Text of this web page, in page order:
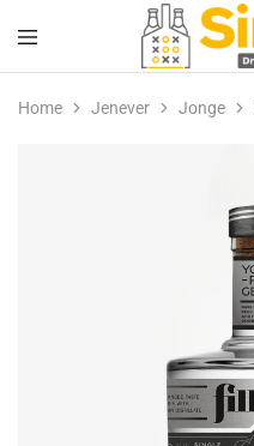
Simonsdrank.nl
Drank,
&
Home Jenever Jonge